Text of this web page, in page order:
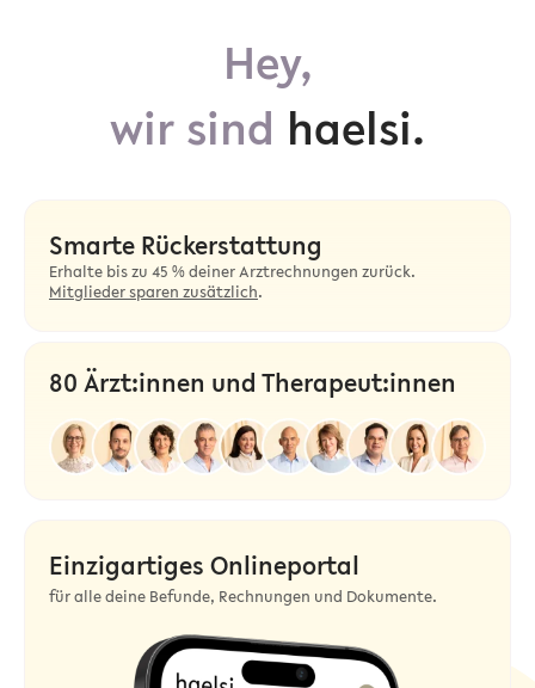
Hey,
wir sind haelsi.
Smarte Rückerstattung
Erhalte bis zu 45 % deiner Arztrechnungen zurück.
Mitglieder sparen zusätzlich.
80 Ärzt:innen und Therapeut:innen
Einzigartiges Onlineportal
für alle deine Befunde, Rechnungen und Dokumente.